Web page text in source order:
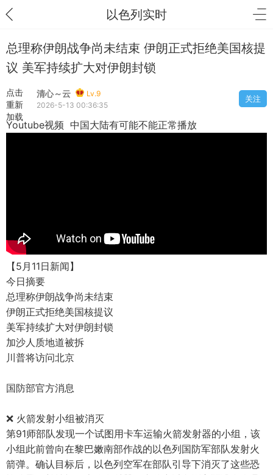
以色列实时
总理称伊朗战争尚未结束 伊朗正式拒绝美国核提
议 美军持续扩大对伊朗封锁
点击
重新
加载
清心～云
Lv.9
2026-5-13 00:36:35
关注
Youtube视频 中国大陆有可能不能正常播放
【5月11日新闻】
今日摘要
总理称伊朗战争尚未结束
伊朗正式拒绝美国核提议
美军持续扩大对伊朗封锁
加沙人质地道被拆
川普将访问北京
国防部官方消息
❌ 火箭发射小组被消灭
第91师部队发现一个试图用卡车运输火箭发射器的小组，该
小组此前曾向在黎巴嫩南部作战的以色列国防军部队发射火
箭弹。确认目标后，以色列空军在部队引导下消灭了这些恐